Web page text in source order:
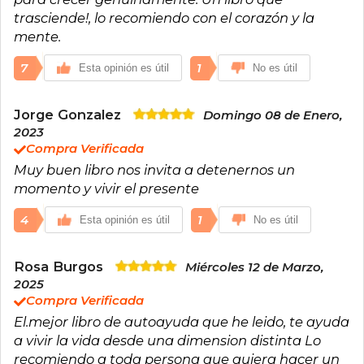
traducidas a numerosos idiomas, alcanzando
espiritualidad contemporánea.
Invitado en diversas ocasiones por el Oprah’s
capacidad para transmitir conceptos complejos
la vida de personas de distintas culturas y
generaciones. Actualmente vive en Vancouver,
Canadá, donde continúa ofreciendo charlas,
libros y programas en línea que inspiran a
quienes buscan cultivar la atención plena, la
serenidad interior y una conexión más profunda
consigo mismos y con el mundo.
trasciende!, lo recomiendo con el corazón y la
mente.
7 Esta opinión es útil 1 No es útil
Jorge Gonzalez
Domingo 08 de Enero,
2023
Compra Verificada
Muy buen libro nos invita a detenernos un
momento y vivir el presente
4 Esta opinión es útil 1 No es útil
Rosa Burgos
Miércoles 12 de Marzo,
2025
Compra Verificada
El.mejor libro de autoayuda que he leido, te ayuda
a vivir la vida desde una dimension distinta Lo
recomiendo a toda persona que quiera hacer un